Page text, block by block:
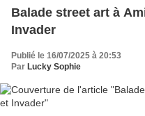
Balade street art à
Invader
Publié le 16/07/2025 à 20:53
Par Lucky Sophie